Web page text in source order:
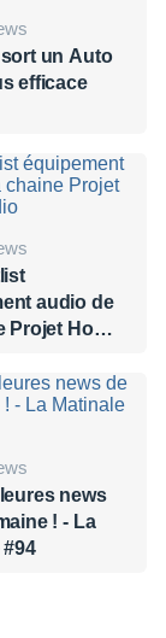
un Auto
efficace
audio de
Projet Home
news
! - La
#94